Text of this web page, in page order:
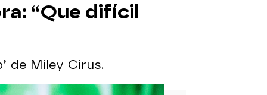
“Que difícil
de Miley Cirus.